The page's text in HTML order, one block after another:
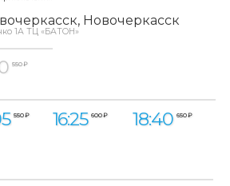
Новочеркасск
1А ТЦ «БАТОН»
550 ₽
550 ₽ 16:25 600 ₽ 18:40 650 ₽